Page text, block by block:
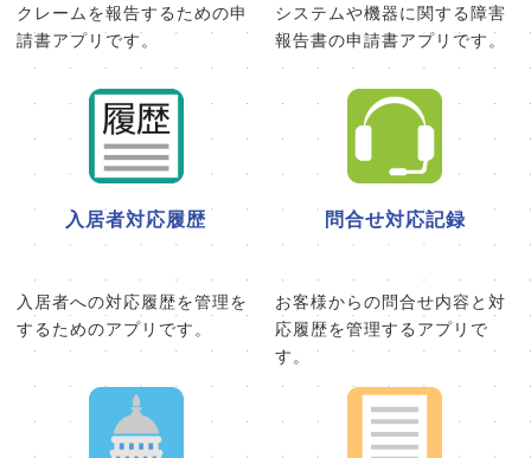
クレームを報告するための申
請書アプリです。
システムや機器に関する障害
報告書の申請書アプリです。
入居者対応履歴
入居者への対応履歴を管理を
するためのアプリです。
問合せ対応記録
お客様からの問合せ内容と対
応履歴を管理するアプリで
す。